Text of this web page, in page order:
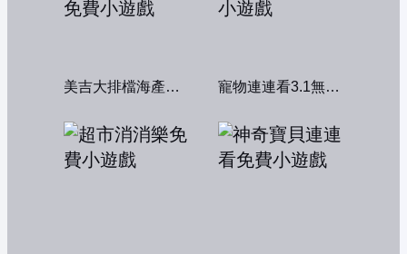
美吉大排檔海產店：中文版 寵物連連看3.1無敵版